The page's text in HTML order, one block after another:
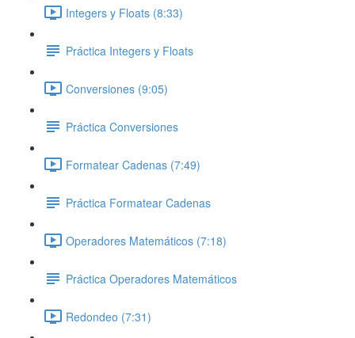
Integers y Floats (8:33)
Práctica Integers y Floats
Conversiones (9:05)
Práctica Conversiones
Formatear Cadenas (7:49)
Práctica Formatear Cadenas
Operadores Matemáticos (7:18)
Práctica Operadores Matemáticos
Redondeo (7:31)